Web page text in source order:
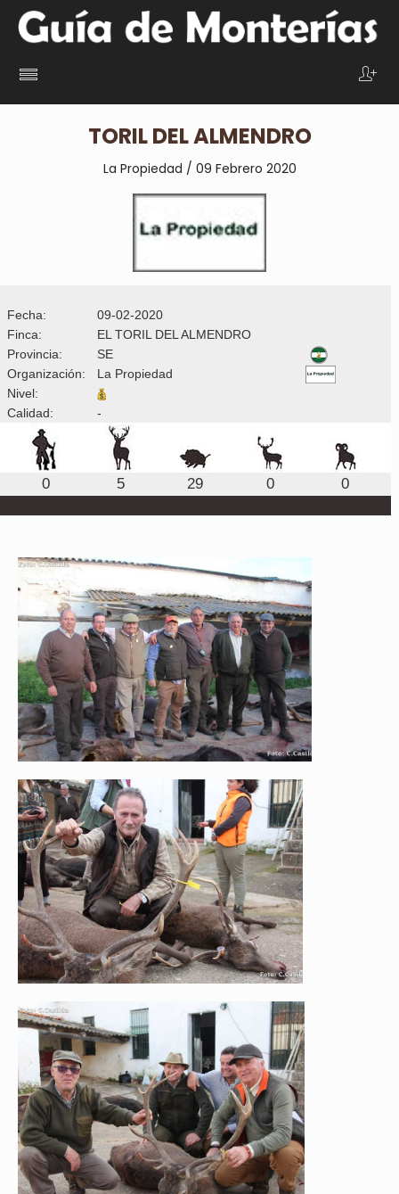
TORIL DEL ALMENDRO
La Propiedad / 09 Febrero 2020
Fecha:
09-02-2020
Finca:
EL TORIL DEL ALMENDRO
Provincia:
SE
Organización:
La Propiedad
Nivel:
Calidad:
-
0 5 29 0 0